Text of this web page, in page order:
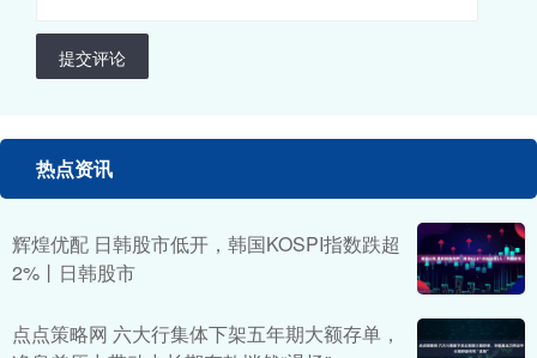
提交评论
热点资讯
辉煌优配 日韩股市低开，韩国KOSPI指数跌超
2%丨日韩股市
点点策略网 六大行集体下架五年期大额存单，